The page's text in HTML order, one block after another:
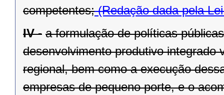
competentes;(Redação dada pela
IV - a formulação de políticas
desenvolvimento produtivo integrado
regional, bem como a execução
empresas de pequeno porte, e o